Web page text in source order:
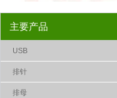
主要产品
USB
排针
排母